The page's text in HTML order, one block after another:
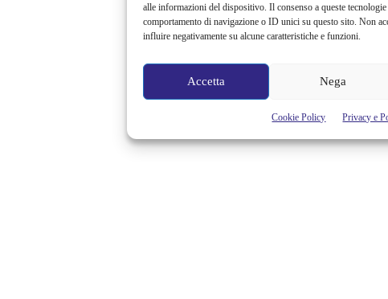
alle informazioni del dispositivo. Il consenso a queste
comportamento di navigazione o ID unici su questo sito. Non
influire negativamente su alcune caratteristiche e funzioni.
Accetta Nega
Cookie Policy Privacy e